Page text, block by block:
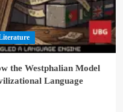
the Westphalian Model
Language